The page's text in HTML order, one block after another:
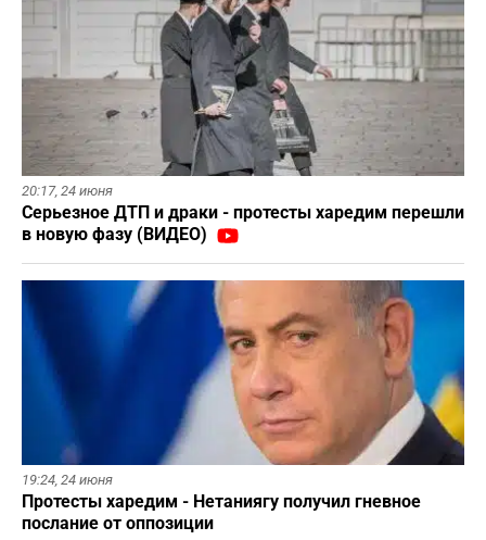
20:17, 24 июня
Серьезное ДТП и драки - протесты харедим перешли
в новую фазу (ВИДЕО)
19:24, 24 июня
Протесты харедим - Нетаниягу получил гневное
послание от оппозиции